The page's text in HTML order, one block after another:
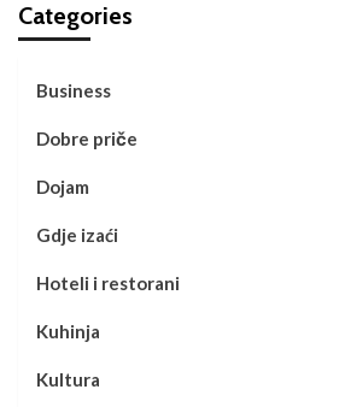
Categories
Business
Dobre priče
Dojam
Gdje izaći
Hoteli i restorani
Kuhinja
Kultura